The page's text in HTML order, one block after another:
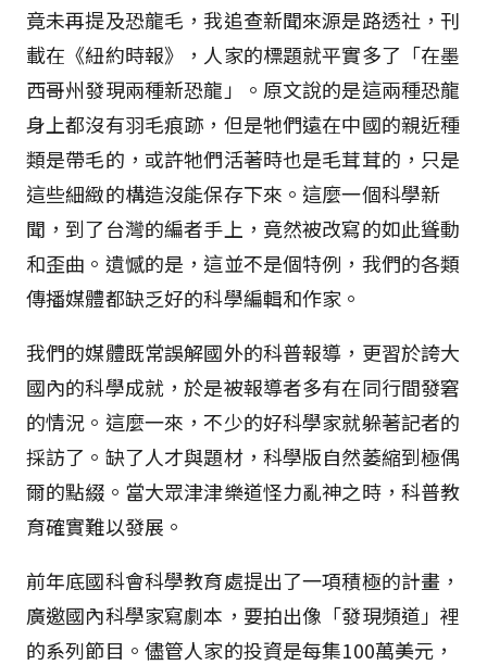
竟未再提及恐龍毛，我追查新聞來源是路透社，刊
載在《紐約時報》，人家的標題就平實多了「在墨
西哥州發現兩種新恐龍」。原文說的是這兩種恐龍
身上都沒有羽毛痕跡，但是牠們遠在中國的親近種
類是帶毛的，或許牠們活著時也是毛茸茸的，只是
這些細緻的構造沒能保存下來。這麼一個科學新
聞，到了台灣的編者手上，竟然被改寫的如此聳動
和歪曲。遺憾的是，這並不是個特例，我們的各類
傳播媒體都缺乏好的科學編輯和作家。
我們的媒體既常誤解國外的科普報導，更習於誇大
國內的科學成就，於是被報導者多有在同行間發窘
的情況。這麼一來，不少的好科學家就躲著記者的
採訪了。缺了人才與題材，科學版自然萎縮到極偶
爾的點綴。當大眾津津樂道怪力亂神之時，科普教
育確實難以發展。
前年底國科會科學教育處提出了一項積極的計畫，
廣邀國內科學家寫劇本，要拍出像「發現頻道」裡
的系列節目。儘管人家的投資是每集100萬美元，